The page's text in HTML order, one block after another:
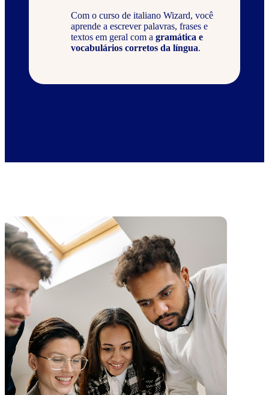
Com o curso de italiano Wizard, você
aprende a escrever palavras, frases e
textos em geral com a gramática e
vocabulários corretos da língua.